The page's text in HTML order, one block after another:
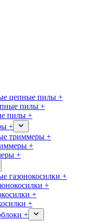
цепные пилы +
пилы +
пилы +
+
триммеры +
+
+
газонокосилки +
+
+
+
+